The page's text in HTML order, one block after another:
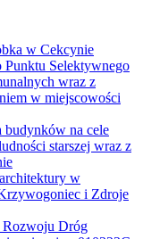
w Cekcynie
Selektywnego
wraz z
w miejscowości
budynków na cele
starszej wraz z
w
i Zdroje
Rozwoju Dróg